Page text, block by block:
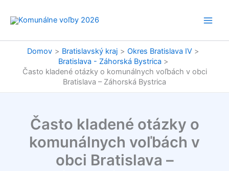
Domov Bratislavský kraj
Okres Bratislava IV
Bratislava - Záhorská Bystrica
Často kladené otázky o komunálnych voľbách v obci
Bratislava – Záhorská Bystrica
Často kladené otázky o
komunálnych voľbách v
obci Bratislava –